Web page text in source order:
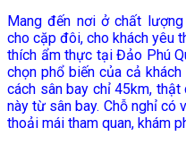
Mang đến nơi ở chất
cho cặp đôi, cho khách yêu
thích ẩm thực tại Đảo Phú
chọn phổ biến của cả
cách sân bay chỉ 45km,
này từ sân bay. Chỗ nghỉ có
thoải mái tham quan, khám